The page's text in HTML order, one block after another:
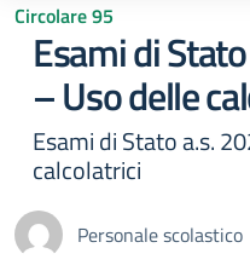
Circolare 95
Esami di
– Uso delle
Esami di Stato a.s.
calcolatrici
Personale scolastico